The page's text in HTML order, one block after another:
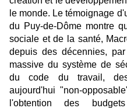
le monde. Le témoignage
du Puy-de-Dôme montre
sociale et de la santé,
depuis des décennies,
massive du système de
du code du travail,
aujourd'hui "non-
l'obtention des